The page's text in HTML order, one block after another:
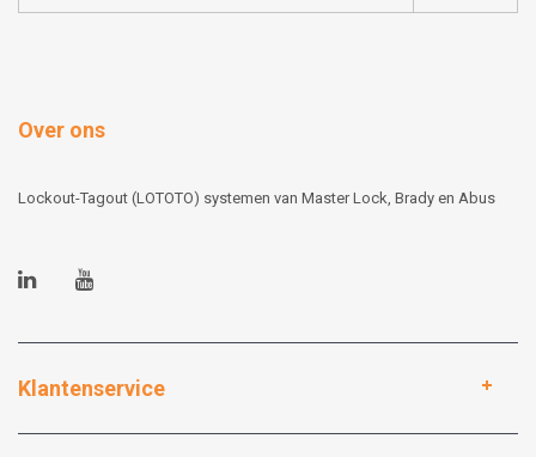
Over ons
Lockout-Tagout (LOTOTO) systemen van Master Lock, Brady en Abus
Klantenservice